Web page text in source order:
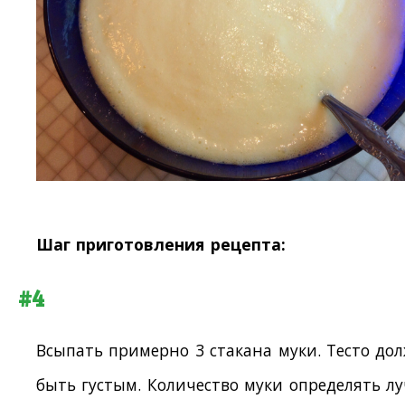
Шаг приготовления рецепта:
#4
Всыпать примерно 3 стакана муки. Тесто
быть густым. Количество муки определять